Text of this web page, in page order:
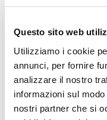
Questo sito web
Utilizziamo i cookie
annunci, per fornire
analizzare il nostro
informazioni sul
nostri partner che si